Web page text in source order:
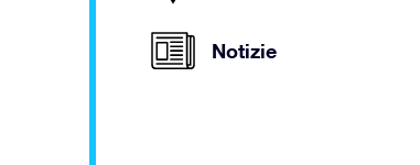
Notizie